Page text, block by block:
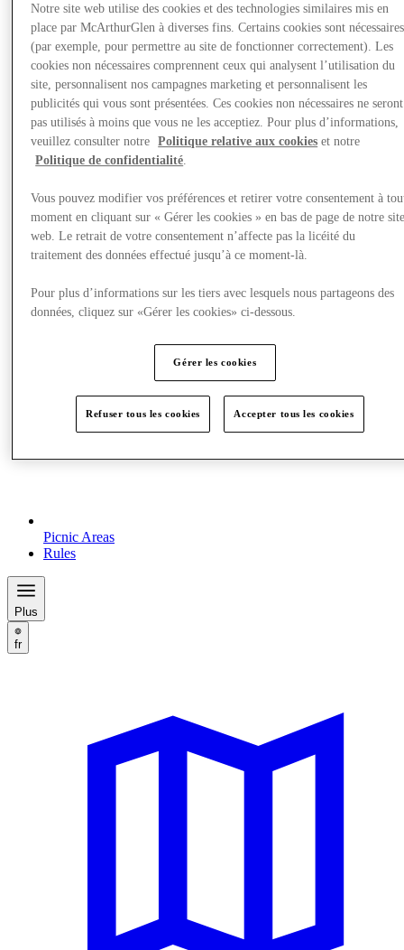
Events & Guided Visits
Picnic Areas
Rules
Plus
fr
Notre site web utilise des cookies et des technologies similaires mis en
place par McArthurGlen à diverses fins. Certains cookies sont nécessaires
(par exemple, pour permettre au site de fonctionner correctement). Les
cookies non nécessaires comprennent ceux qui analysent l’utilisation du
site, personnalisent nos campagnes marketing et personnalisent les
publicités qui vous sont présentées. Ces cookies non nécessaires ne seront
pas utilisés à moins que vous ne les acceptiez. Pour plus d’informations,
veuillez consulter notre
Politique relative aux cookies et notre
Politique de confidentialité
Vous pouvez modifier vos préférences et retirer votre consentement à
moment en cliquant sur « Gérer les cookies » en bas de page de notre
web. Le retrait de votre consentement n’affecte pas la licéité du
traitement des données effectué jusqu’à ce moment-là.
Pour plus d’informations sur les tiers avec lesquels nous partageons des
données, cliquez sur «Gérer les cookies» ci-dessous.
Gérer les cookies
Refuser tous les cookies Accepter tous les cookies